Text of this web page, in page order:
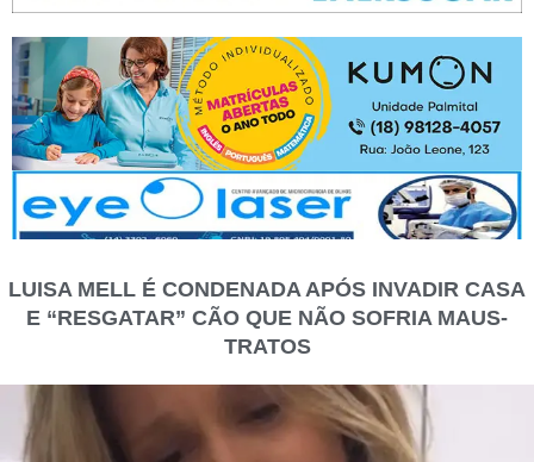
LUISA MELL É CONDENADA APÓS INVADIR CASA
E “RESGATAR” CÃO QUE NÃO SOFRIA MAUS-
TRATOS